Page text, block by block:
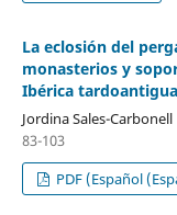
La eclosión del
monasterios y
Ibérica
Jordina Sales-Carbonell
83-103
PDF (Español